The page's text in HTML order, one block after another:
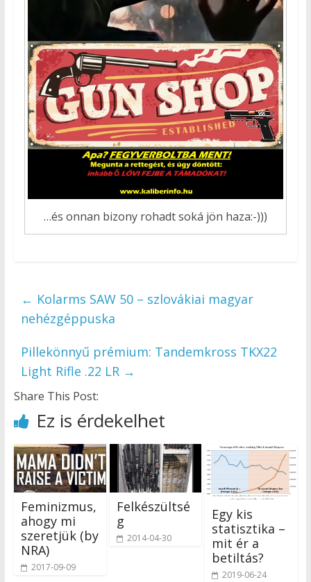
…és onnan bizony rohadt soká jön haza:-)))
← Kolarms SAW 50 – szlovákiai magyar
nehézgéppuska
Pillekönnyű prémium: Tandemkross TKX22
Light Rifle .22 LR →
Share This Post:
Ez is érdekelhet
Feminizmus,
ahogy mi
szeretjük (by
NRA)
2017-09-09
Felkészültsé
g
2014-04-30
Egy kis
statisztika –
mit ér a
betiltás?
2019-06-24